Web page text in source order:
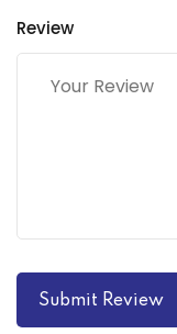
Review
Submit Review